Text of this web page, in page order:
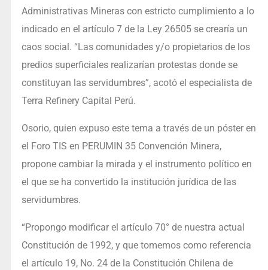
Administrativas Mineras con estricto cumplimiento a lo
indicado en el artículo 7 de la Ley 26505 se crearía un
caos social. “Las comunidades y/o propietarios de los
predios superficiales realizarían protestas donde se
constituyan las servidumbres”, acotó el especialista de
Terra Refinery Capital Perú.
Osorio, quien expuso este tema a través de un póster en
el Foro TIS en PERUMIN 35 Convención Minera,
propone cambiar la mirada y el instrumento político en
el que se ha convertido la institución jurídica de las
servidumbres.
“Propongo modificar el artículo 70° de nuestra actual
Constitución de 1992, y que tomemos como referencia
el artículo 19, No. 24 de la Constitución Chilena de